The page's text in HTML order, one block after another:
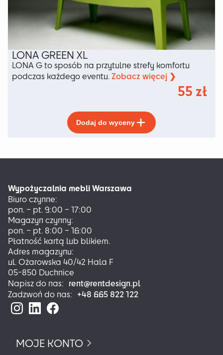
LONA GREEN XL
LONA G to sposób na przytulne strefy komfortu
podczas każdego eventu. Zobacz więcej ❯
55 zł
Dodaj do wyceny
produkt
ma
wariantów.
wybrać
Wypożyczalnia mebli Warszawa
Biuro czynne:
pon. – pt. 9:00 – 17:00
Magazyn czynny:
pon. – pt. 8:00 – 16:00
Płatność kartą lub blikiem.
Adres magazynu:
ul. Ożarowska 40/42 Hala F
05-850 Duchnice
Napisz do nas: rent@rentdesign.pl
Zadzwoń do nas: +48 665 822 122
MOJE KONTO